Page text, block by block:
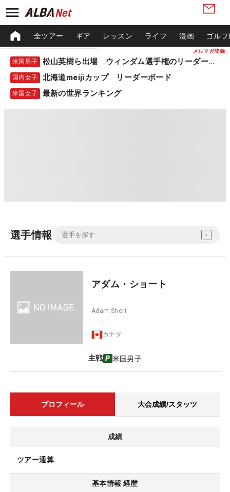
メルマガ登録
全ツアー ギア レッスン ライフ 漫画 ゴル
米国男子 松山英樹ら出場 ウィンダム選手権のリーダーボード
国内女子 北海道meijiカップ リーダーボード
米国女子 最新の世界ランキング
選手情報
アダム・ショート
Adam Short
カナダ
主戦 米国男子
プロフィール 大会成績/スタッツ
成績
ツアー通算
基本情報 経歴